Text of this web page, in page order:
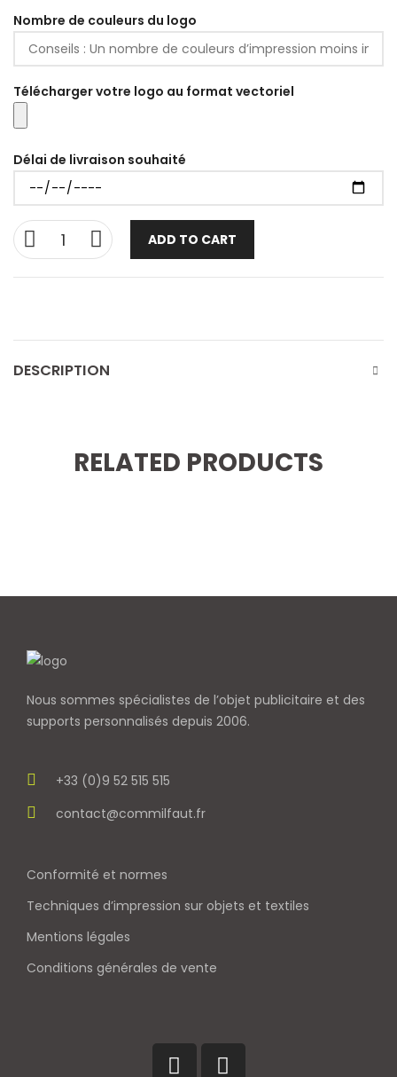
Nombre de couleurs du logo
Télécharger votre logo au format vectoriel
Délai de livraison souhaité
ADD TO CART
DESCRIPTION
RELATED PRODUCTS
Nous sommes spécialistes de l’objet publicitaire et des
supports personnalisés depuis 2006.
+33 (0)9 52 515 515
contact@commilfaut.fr
Conformité et normes
Techniques d’impression sur objets et textiles
Mentions légales
Conditions générales de vente